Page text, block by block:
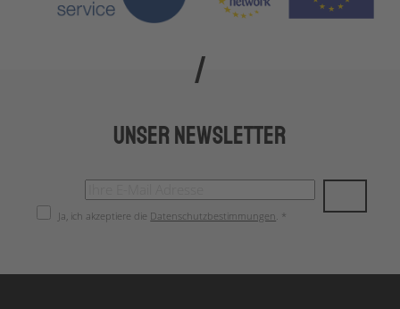
Unser Newsletter
Ja, ich akzeptiere die Datenschutzbestimmungen . *